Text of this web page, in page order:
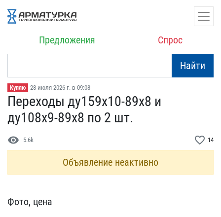
Предложения Спрос
Найти
Куплю 28 июля 2026 г. в 09:08
Переходы ду159х10-89х8 и​
ду108х9-89х8 по 2 шт.
visibility 5.6k favorite_border 14
Объявление неактивно
Фото, цена